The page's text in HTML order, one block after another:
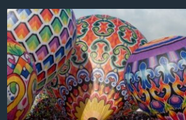
টেলিভিশন
ভিডিও
Learning English
FOLLOW US